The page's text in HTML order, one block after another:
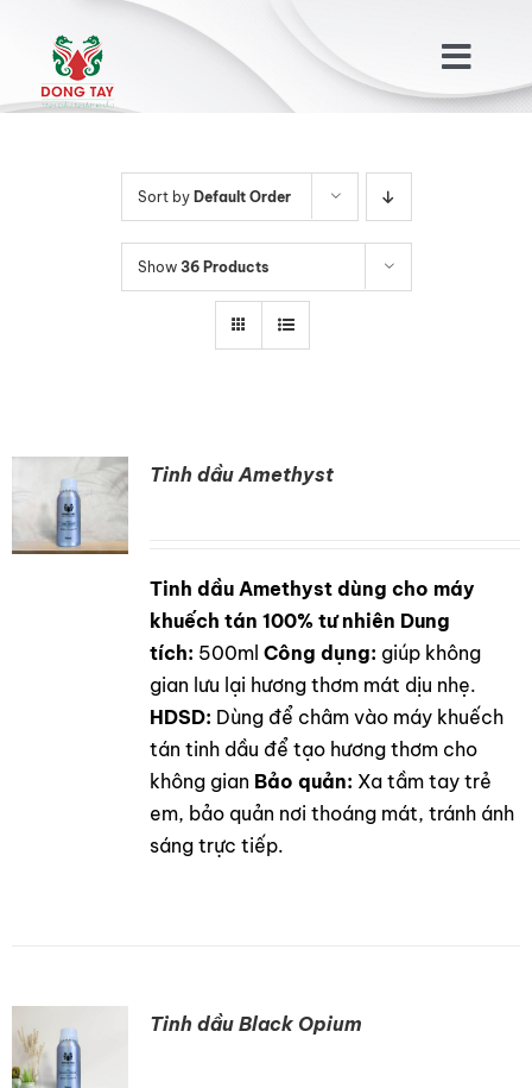
content
GIỚI THIỆU
TIN TỨC
LIÊN HỆ
Sort by Default Order
Show 36 Products
Tinh dầu Amethyst
Tinh dầu Amethyst dùng cho máy
khuếch tán 100% tư nhiên Dung
tích: 500ml Công dụng: giúp không
gian lưu lại hương thơm mát dịu nhẹ.
HDSD: Dùng để châm vào máy khuếch
tán tinh dầu để tạo hương thơm cho
không gian Bảo quản: Xa tầm tay trẻ
em, bảo quản nơi thoáng mát, tránh ánh
sáng trực tiếp.
Tinh dầu Black Opium